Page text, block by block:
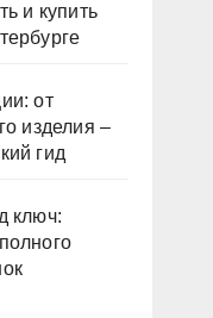
и купить
от
изделия –
гид
ключ: